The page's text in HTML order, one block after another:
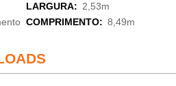
LARGURA: 2,53m
COMPRIMENTO: 8,49m